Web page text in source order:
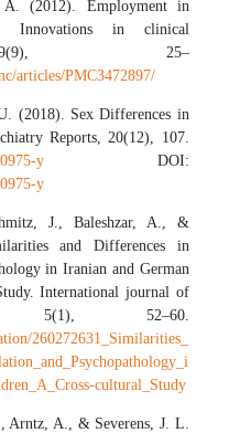
(2012). Employment in
Innovations in clinical
9(9), 25–
articles/PMC3472897/
(2018). Sex Differences in
Reports, 20(12), 107.
y DOI:
y
J., Baleshzar, A., &
and Differences in
in Iranian and German
International journal of
5(1), 52–60.
260272631_Similarities_
cultural_Study
A., & Severens, J. L.